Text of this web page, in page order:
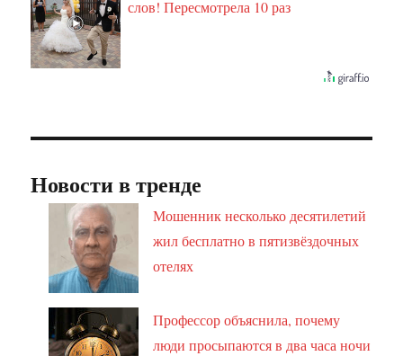
слов! Пересмотрела 10 раз
Новости в тренде
Мошенник несколько десятилетий
жил бесплатно в пятизвёздочных
отелях
Профессор объяснила, почему
люди просыпаются в два часа ночи